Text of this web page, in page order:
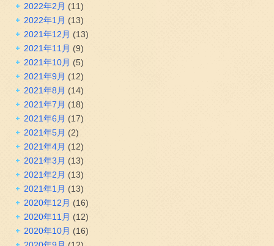
2022年2月 (11)
2022年1月 (13)
2021年12月 (13)
2021年11月 (9)
2021年10月 (5)
2021年9月 (12)
2021年8月 (14)
2021年7月 (18)
2021年6月 (17)
2021年5月 (2)
2021年4月 (12)
2021年3月 (13)
2021年2月 (13)
2021年1月 (13)
2020年12月 (16)
2020年11月 (12)
2020年10月 (16)